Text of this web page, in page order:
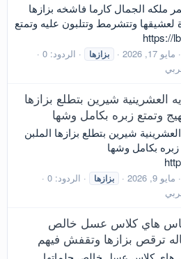
ملكه الجمال كارما فاشخه بزازها
لعشيقها وتتشرمط وتتلبون عليه وتمتع
مايو 17, 2026 بزازها
الردود: 0
شيرين بتطلع بزازها
وتمتع زبره بكامل وشها
شيرين بتطلع بزازها الملبن
زبره بكامل وشها
مايو 9, 2026 بزازها
الردود: 0
هاي كلاس عسل خالص
ترقص بزازها وتقفش فيهم